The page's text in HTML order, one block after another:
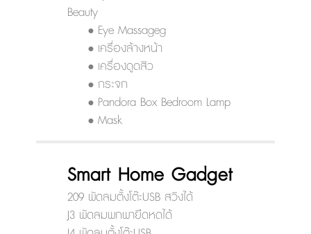
Beauty
• Eye Massageg
• เครื่องล้างหน้า
• เครื่องดูดสิว
• กระจก
• Pandora Box Bedroom Lamp
• Mask
Smart Home Gadget
209 พัดลมตั้งโต๊ะUSB สวิงได้
J3 พัดลมพกพายืดหดได้